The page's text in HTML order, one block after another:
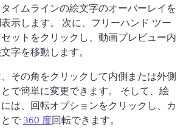
イムラインの絵文字のオーバーレイを
示します。 次に、フリーハンド ツー
ットをクリックし、動画プレビュー内
字を移動します。
その角をクリックして内側または外側
で簡単に変更できます。 そして、絵
は、回転オプションをクリックし、カ
で 360 度回転できます。